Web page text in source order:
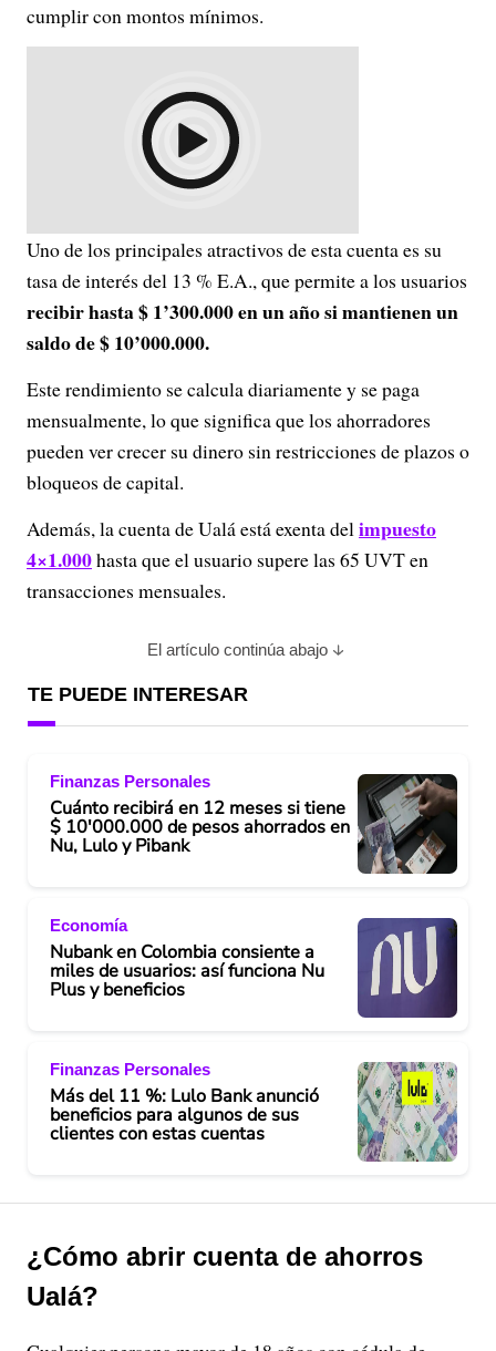
cumplir con montos mínimos.
Uno de los principales atractivos de esta cuenta es su
tasa de interés del 13 % E.A., que permite a los usuarios
recibir hasta $ 1’300.000 en un año si mantienen un
saldo de $ 10’000.000.
Este rendimiento se calcula diariamente y se paga
mensualmente, lo que significa que los ahorradores
pueden ver crecer su dinero sin restricciones de plazos o
bloqueos de capital.
Además, la cuenta de Ualá está exenta delimpuesto
4×1.000hasta que el usuario supere las 65 UVT en
transacciones mensuales.
El artículo continúa abajo
TE PUEDE INTERESAR
Finanzas Personales
Cuánto recibirá en 12 meses si tiene
$ 10'000.000 de pesos ahorrados en
Nu, Lulo y Pibank
Economía
Nubank en Colombia consiente a
miles de usuarios: así funciona Nu
Plus y beneficios
Finanzas Personales
Más del 11 %: Lulo Bank anunció
beneficios para algunos de sus
clientes con estas cuentas
¿Cómo abrir cuenta de ahorros
Ualá?